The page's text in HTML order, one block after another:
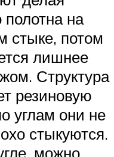
полотна на
стыке, потом
лишнее
Структура
резиновую
углам они не
стыкуются.
можно